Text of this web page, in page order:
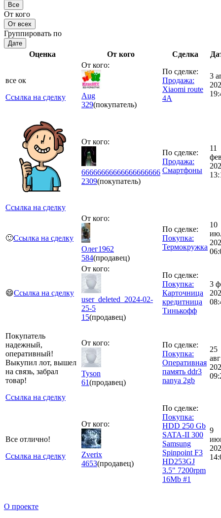
Все
От кого
От всех
Группировать по
Дате
Оценка От кого Сделка
все ок
Ссылка на сделку
От кого:
Aug
329(покупатель)
По сделке:
Продажа:
Xiaomi route
4A
3
Ссылка на сделку
От кого:
66666666666666666666
2309(покупатель)
По сделке:
Продажа:
Смартфоны
11
🙂Ссылка на сделку
От кого:
Олег1962
584(продавец)
По сделке:
Покупка:
Термокружка
10
😄Ссылка на сделку
От кого:
user_deleted_2024-02-
25-5
15(продавец)
По сделке:
Покупка:
Карточница
кредитница
Тинькофф
3
Покупатель
надежный,
оперативный!
Выкупил лот, вышел
на связь, забрал
товар!
Ссылка на сделку
От кого:
Tyson
61(продавец)
По сделке:
Покупка:
Оперативная
память ddr3
nanya 2gb
25
авг
Все отлично!
Ссылка на сделку
От кого:
Zverix
4653(продавец)
По сделке:
Покупка:
HDD 250 Gb
SATA-II 300
Samsung
Spinpoint F3
HD253GJ
3.5" 7200rpm
16Mb #1
9
О проекте